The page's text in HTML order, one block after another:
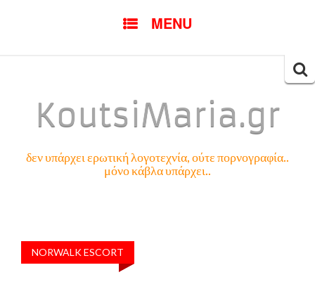
MENU
KoutsiMaria.gr
δεν υπάρχει ερωτική λογοτεχνία, ούτε πορνογραφία..
μόνο κάβλα υπάρχει..
NORWALK ESCORT